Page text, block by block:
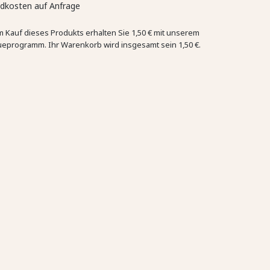
auf Anfrage
Kauf dieses Produkts erhalten Sie 1,50 €mit unserem
Ihr Warenkorb wird insgesamt sein 1,50 €.